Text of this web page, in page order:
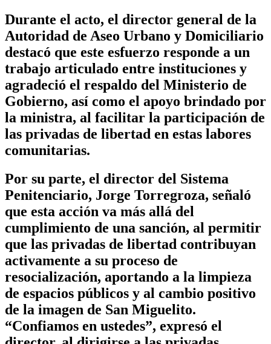
Durante el acto, el director general de la
Autoridad de Aseo Urbano y Domiciliario
destacó que este esfuerzo responde a un
trabajo articulado entre instituciones y
agradeció el respaldo del Ministerio de
Gobierno, así como el apoyo brindado por
la ministra, al facilitar la participación de
las privadas de libertad en estas labores
comunitarias.
Por su parte, el director del Sistema
Penitenciario, Jorge Torregroza, señaló
que esta acción va más allá del
cumplimiento de una sanción, al permitir
que las privadas de libertad contribuyan
activamente a su proceso de
resocialización, aportando a la limpieza
de espacios públicos y al cambio positivo
de la imagen de San Miguelito.
“Confiamos en ustedes”, expresó el